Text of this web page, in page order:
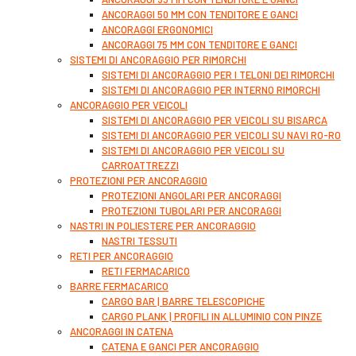
ANCORAGGI 50 MM CON TENDITORE E GANCI
ANCORAGGI ERGONOMICI
ANCORAGGI 75 MM CON TENDITORE E GANCI
SISTEMI DI ANCORAGGIO PER RIMORCHI
SISTEMI DI ANCORAGGIO PER I TELONI DEI RIMORCHI
SISTEMI DI ANCORAGGIO PER INTERNO RIMORCHI
ANCORAGGIO PER VEICOLI
SISTEMI DI ANCORAGGIO PER VEICOLI SU BISARCA
SISTEMI DI ANCORAGGIO PER VEICOLI SU NAVI RO-RO
SISTEMI DI ANCORAGGIO PER VEICOLI SU
CARROATTREZZI
PROTEZIONI PER ANCORAGGIO
PROTEZIONI ANGOLARI PER ANCORAGGI
PROTEZIONI TUBOLARI PER ANCORAGGI
NASTRI IN POLIESTERE PER ANCORAGGIO
NASTRI TESSUTI
RETI PER ANCORAGGIO
RETI FERMACARICO
BARRE FERMACARICO
CARGO BAR | BARRE TELESCOPICHE
CARGO PLANK | PROFILI IN ALLUMINIO CON PINZE
ANCORAGGI IN CATENA
CATENA E GANCI PER ANCORAGGIO